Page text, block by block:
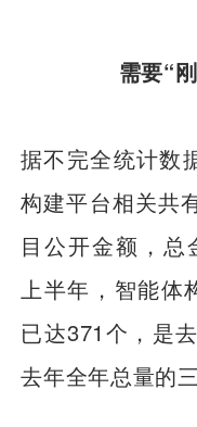
需要“
据不完全统计数
构建平台相关共
目公开金额，
上半年，智能体
已达371个，是
去年全年总量的